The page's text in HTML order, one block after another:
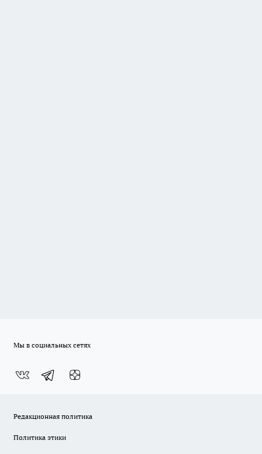
Мы в социальных сетях
Редакционная политика
Политика этики